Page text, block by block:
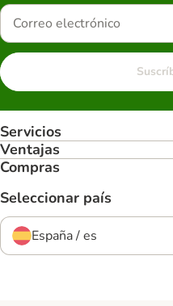
Servicios
Ventajas
Compras
Seleccionar país
España / es